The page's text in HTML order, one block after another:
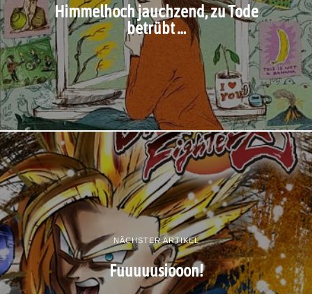
Himmelhoch jauchzend, zu Tode
betrübt …
NÄCHSTER ARTIKEL
Fuuuuusiooon!